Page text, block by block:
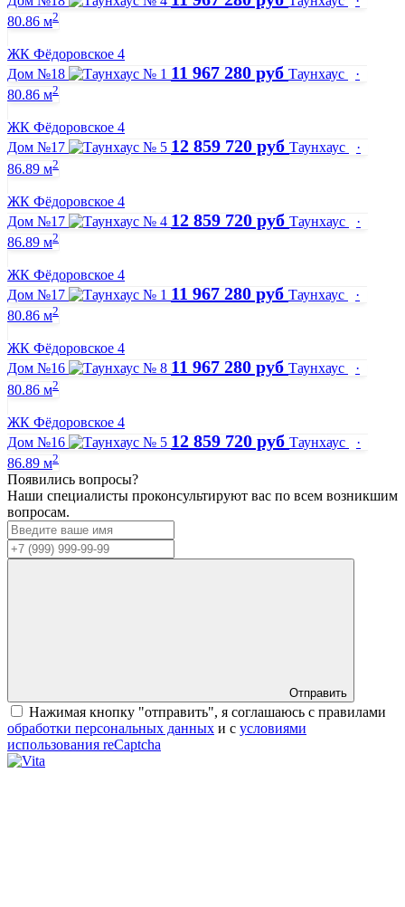
80.86 м2
ЖК Фёдоровское 4
Дом №18
11 967 280 руб Таунхаус
·
80.86 м2
ЖК Фёдоровское 4
Дом №17
12 859 720 руб Таунхаус
·
86.89 м2
ЖК Фёдоровское 4
Дом №17
12 859 720 руб Таунхаус
·
86.89 м2
ЖК Фёдоровское 4
Дом №17
11 967 280 руб Таунхаус
·
80.86 м2
ЖК Фёдоровское 4
Дом №16
11 967 280 руб Таунхаус
·
80.86 м2
ЖК Фёдоровское 4
Дом №16
12 859 720 руб Таунхаус
·
86.89 м2
Появились вопросы?
Наши специалисты проконсультируют вас по всем возникшим
вопросам.
Отправить
Нажимая кнопку "отправить", я соглашаюсь с правилами
обработки персональных данных и с условиями
использования reCaptcha